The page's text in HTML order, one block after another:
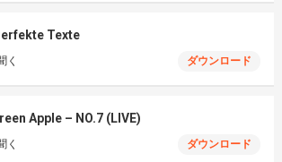
Texte
く ダウンロード
Apple – NO.7 (LIVE)
く ダウンロード